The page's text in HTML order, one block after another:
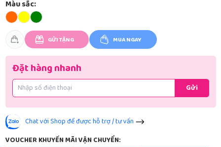
Màu sắc:
GỬI TẶNG MUA NGAY
Đặt hàng nhanh
Gửi
Chat với Shop để được hỗ trợ / tư vấn
VOUCHER KHUYẾN MÃI VẬN CHUYỂN: